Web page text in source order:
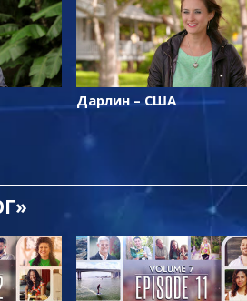
Дарлин – США